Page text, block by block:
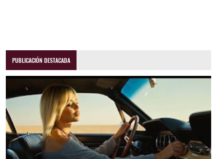
PUBLICACIÓN DESTACADA